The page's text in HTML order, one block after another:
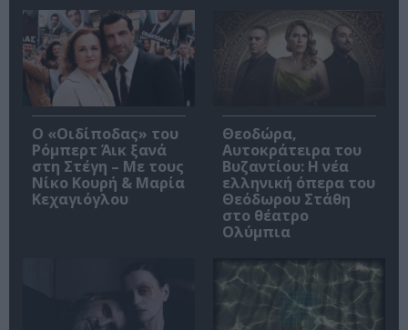
O «Οιδίποδας» του
Ρόμπερτ Άικ ξανά
στη Στέγη – Με τους
Νίκο Κουρή & Μαρία
Κεχαγιόγλου
Θεοδώρα,
Αυτοκράτειρα του
Βυζαντίου: Η νέα
ελληνική όπερα του
Θεόδωρου Στάθη
στο θέατρο
Ολύμπια